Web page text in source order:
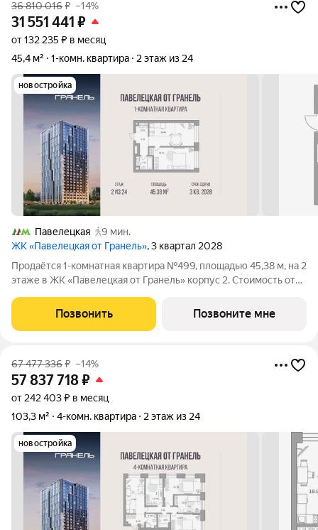
36 810 016₽ –14%
31 551 441 ₽
от 132 235 ₽ в месяц
45,4 м²
1-комн. квартира 2 этаж из 24
новостройка
Павелецкая
9 мин.
ЖК «Павелецкая от Гранель», 3 квартал 2028
Продаётся 1-комнатная квартира №499, площадью 45,38 м, на 2
этаже в ЖК «Павелецкая от Гранель» корпус 2. Стоимость от
односторонняя, окна во двор. «Павелецкая от Гранель» проект
бизнес-класса в
Позвонить Позвоните мне
67 477 336₽ –14%
57 837 718₽
от 242 403 ₽ в месяц
103,3 м²
4-комн. квартира 2 этаж из 24
новостройка